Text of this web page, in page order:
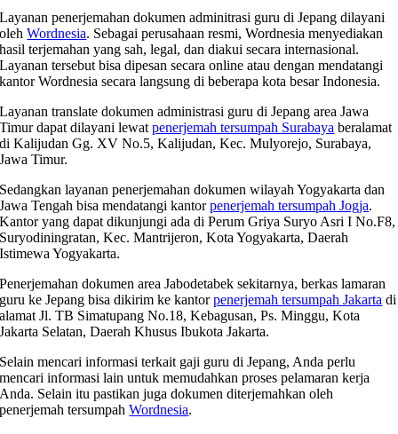
Layanan penerjemahan dokumen adminitrasi guru di Jepang dilayani
olehWordnesia. Sebagai perusahaan resmi, Wordnesia menyediakan
hasil terjemahan yang sah, legal, dan diakui secara internasional.
Layanan tersebut bisa dipesan secara online atau dengan mendatangi
kantor Wordnesia secara langsung di beberapa kota besar Indonesia.
Layanan translate dokumen administrasi guru di Jepang area Jawa
Timur dapat dilayani lewatpenerjemah tersumpah Surabaya beralamat
di Kalijudan Gg. XV No.5, Kalijudan, Kec. Mulyorejo, Surabaya,
Jawa Timur.
Sedangkan layanan penerjemahan dokumen wilayah Yogyakarta dan
Jawa Tengah bisa mendatangi kantorpenerjemah tersumpah Jogja.
Kantor yang dapat dikunjungi ada di Perum Griya Suryo Asri I No.F8,
Suryodiningratan, Kec. Mantrijeron, Kota Yogyakarta, Daerah
Istimewa Yogyakarta.
Penerjemahan dokumen area Jabodetabek sekitarnya, berkas lamaran
guru ke Jepang bisa dikirim ke kantorpenerjemah tersumpah Jakarta di
alamat Jl. TB Simatupang No.18, Kebagusan, Ps. Minggu, Kota
Jakarta Selatan, Daerah Khusus Ibukota Jakarta.
Selain mencari informasi terkait gaji guru di Jepang, Anda perlu
mencari informasi lain untuk memudahkan proses pelamaran kerja
Anda. Selain itu pastikan juga dokumen diterjemahkan oleh
penerjemah tersumpahWordnesia.